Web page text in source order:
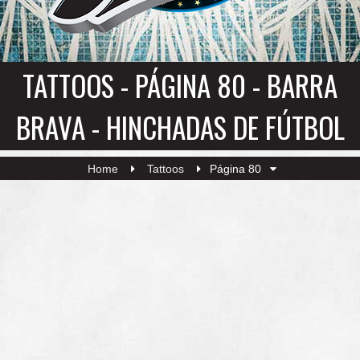
TATTOOS - PÁGINA 80 - BARRA
BRAVA - HINCHADAS DE FÚTBOL
Home Tattoos Página 80